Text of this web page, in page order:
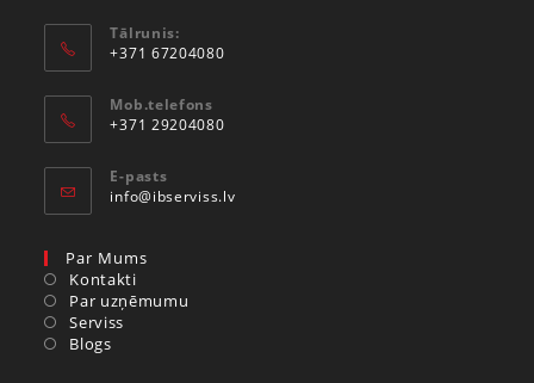
Tālrunis:
+371 67204080
Mob.telefons
+371 29204080
E-pasts
info@ibserviss.lv
Par Mums
Kontakti
Par uzņēmumu
Serviss
Blogs